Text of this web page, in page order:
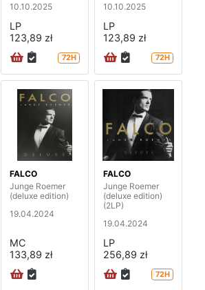
10.10.2025
LP
123,89 zł
72H
10.10.2025
LP
123,89 zł
72H
FALCO
Junge Roemer
(deluxe edition)
19.04.2024
MC
133,89 zł
FALCO
Junge Roemer
(deluxe edition)
(2LP)
19.04.2024
LP
256,89 zł
72H